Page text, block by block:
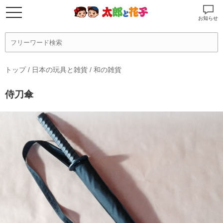
お知らせ
トップ/ 日本の玩具と雑貨 / 和の雑貨
侍刀傘